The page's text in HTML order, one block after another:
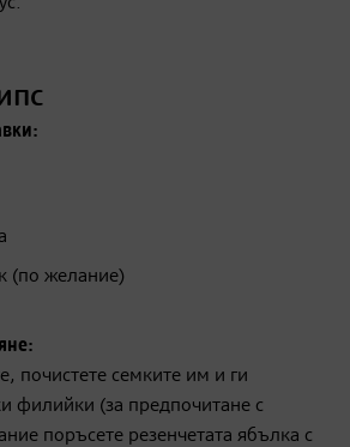
(по желание)
почистете семките им и ги
филийки (за предпочитане с
поръсете резенчетата ябълка с